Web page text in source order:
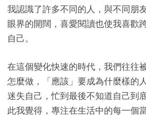
我認識了許多不同的人，與不同朋
眼界的開闊，喜愛閱讀也使我喜歡
自己。
在這個變化快速的時代，我們往往
怎麼做，「應該」要成為什麼樣的
迷失自己，忙到最後不知道自己到
此我覺得，專注在生活中的每一個